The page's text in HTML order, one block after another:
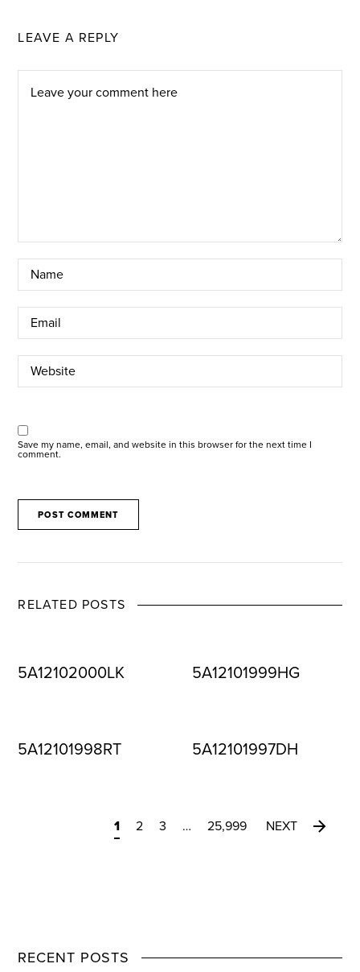
LEAVE A REPLY
Save my name, email, and website in this browser for the next time I
comment.
RELATED POSTS
5A12102000LK 5A12101999HG
5A12101998RT 5A12101997DH
1 2 3 … 25,999 NEXT
RECENT POSTS